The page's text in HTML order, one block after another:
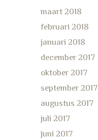
maart 2018
februari 2018
januari 2018
december 2017
oktober 2017
september 2017
augustus 2017
juli 2017
juni 2017